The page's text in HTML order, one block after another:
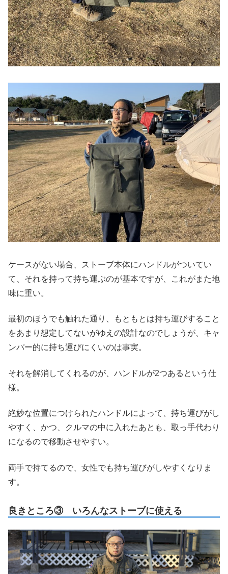
ケースがない場合、ストーブ本体にハンドルがついてい
て、それを持って持ち運ぶのが基本ですが、これがまた地
味に重い。
最初のほうでも触れた通り、もともとは持ち運びすること
をあまり想定してないがゆえの設計なのでしょうが、キャ
ンパー的に持ち運びにくいのは事実。
それを解消してくれるのが、ハンドルが2つあるという仕
様。
絶妙な位置につけられたハンドルによって、持ち運びがし
やすく、かつ、クルマの中に入れたあとも、取っ手代わり
になるので移動させやすい。
両手で持てるので、女性でも持ち運びがしやすくなりま
す。
良きところ③ いろんなストーブに使える